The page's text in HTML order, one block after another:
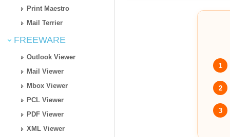
Print Maestro
Mail Terrier
FREEWARE
Outlook Viewer
Mail Viewer
Mbox Viewer
PCL Viewer
PDF Viewer
XML Viewer
1
2
3